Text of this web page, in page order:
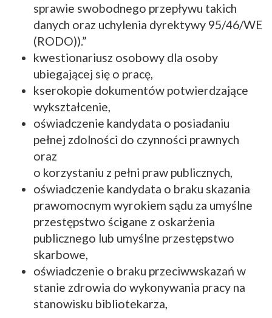
sprawie swobodnego przepływu takich
danych oraz uchylenia dyrektywy 95/46/WE
(RODO)).”
kwestionariusz osobowy dla osoby
ubiegającej się o pracę,
kserokopie dokumentów potwierdzające
wykształcenie,
oświadczenie kandydata o posiadaniu
pełnej zdolności do czynności prawnych
oraz
o korzystaniu z pełni praw publicznych,
oświadczenie kandydata o braku skazania
prawomocnym wyrokiem sądu za umyślne
przestępstwo ścigane z oskarżenia
publicznego lub umyślne przestępstwo
skarbowe,
oświadczenie o braku przeciwwskazań w
stanie zdrowia do wykonywania pracy na
stanowisku bibliotekarza,